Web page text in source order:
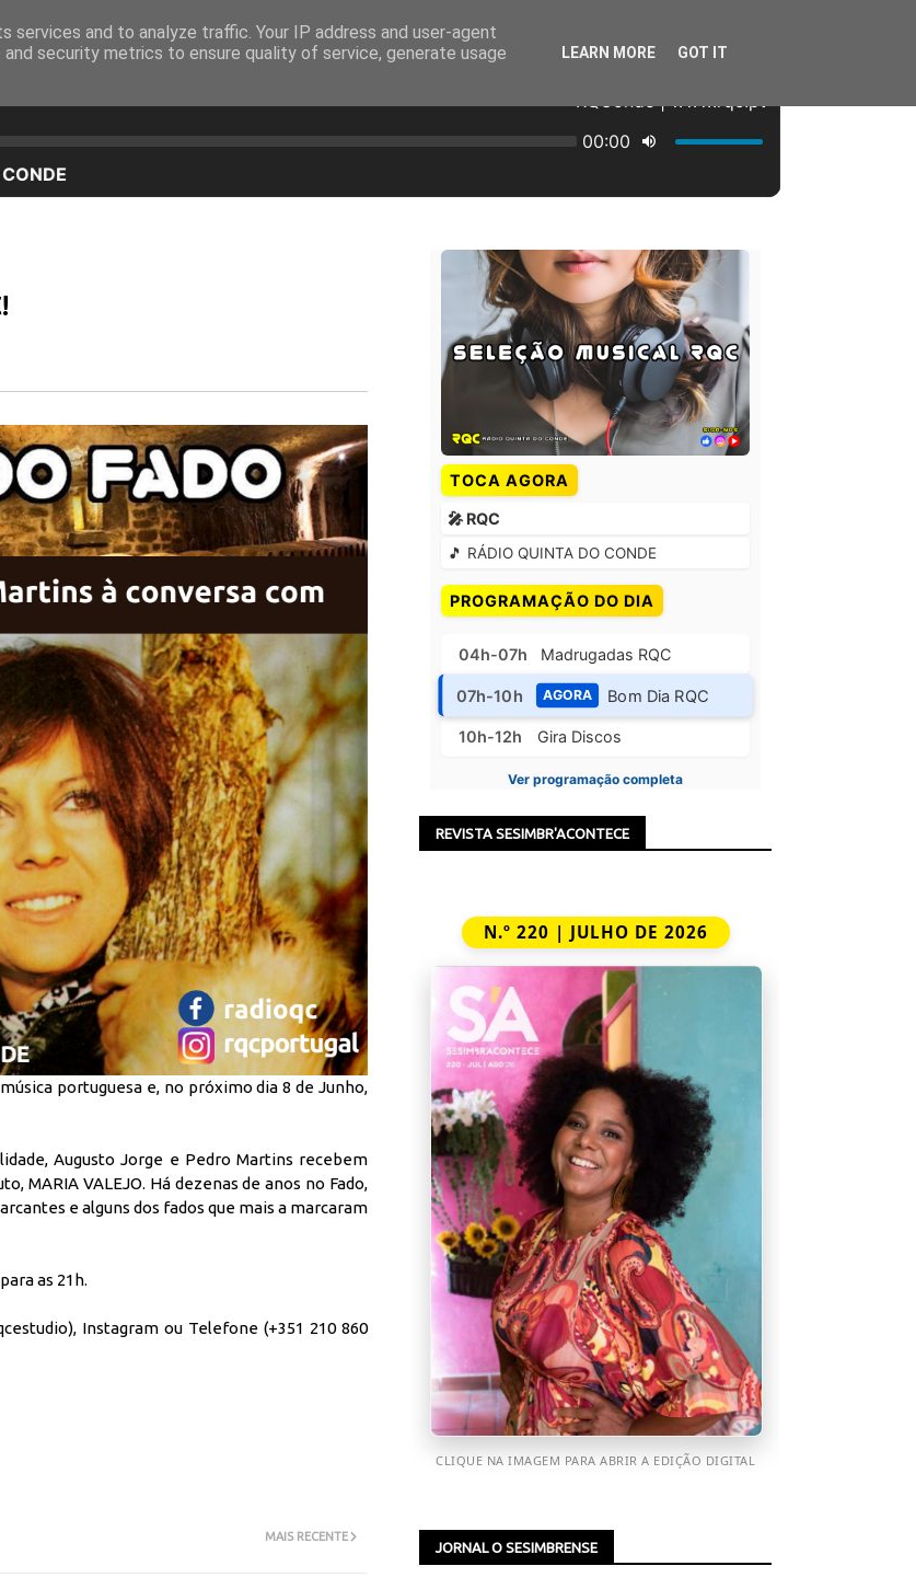
PROGRAMAÇÃO OUVIR EM DIRETO
portuguesa e, no próximo dia 8 de Junho,
Augusto Jorge e Pedro Martins recebem
MARIA VALEJO. Há dezenas de anos no Fado,
e alguns dos fados que mais a marcaram
as 21h.
Instagramou Telefone (+351 210 860
MAIS RECENTE
TOCA AGORA
🎤 RQC
🎵 RÁDIO QUINTA DO CONDE
PROGRAMAÇÃO DO DIA
04h-07h Madrugadas RQC
07h-10h AGORA Bom Dia RQC
10h-12h Gira Discos
Ver programação completa
REVISTA SESIMBR'ACONTECE
N.º 220 | JULHO DE 2026
CLIQUE NA IMAGEM PARA ABRIR A EDIÇÃO DIGITAL
JORNAL O SESIMBRENSE
and to analyze traffic. Your IP address and user-agent
security metrics to ensure quality of service, generate usage
LEARN MORE GOT IT